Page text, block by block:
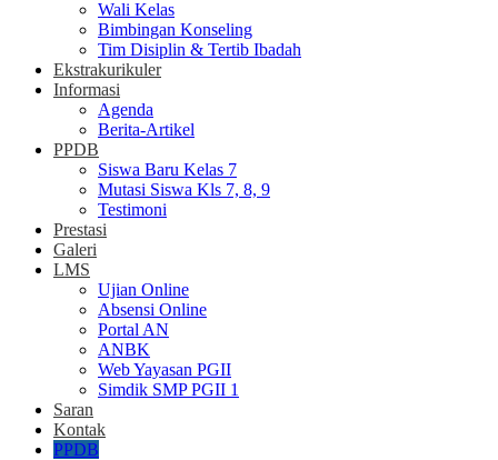
Wali Kelas
Bimbingan Konseling
Tim Disiplin & Tertib Ibadah
Ekstrakurikuler
Informasi
Agenda
Berita-Artikel
PPDB
Siswa Baru Kelas 7
Mutasi Siswa Kls 7, 8, 9
Testimoni
Prestasi
Galeri
LMS
Ujian Online
Absensi Online
Portal AN
ANBK
Web Yayasan PGII
Simdik SMP PGII 1
Saran
Kontak
PPDB